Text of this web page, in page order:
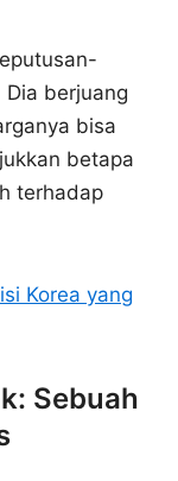
berjuang
bisa
betapa
terhadap
Korea yang
Sebuah